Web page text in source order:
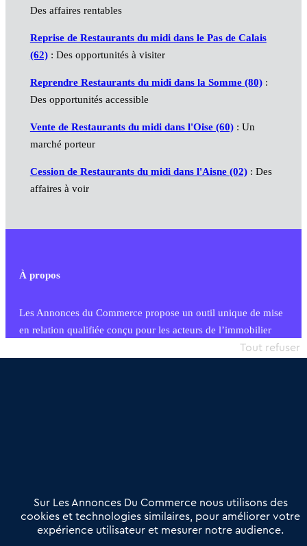
Des affaires rentables
Reprise de Restaurants du midi dans le Pas de Calais
(62): Des opportunités à visiter
Reprendre Restaurants du midi dans la Somme (80):
Des opportunités accessible
Vente de Restaurants du midi dans l'Oise (60): Un
marché porteur
Cession de Restaurants du midi dans l'Aisne (02): Des
affaires à voir
À propos
Les Annonces du Commerce propose un outil unique de mise
en relation qualifiée conçu pour les acteurs de l’immobilier
commercial et les collectivités territoriales, simple et intégrant
Offres Pro
Actualités
Qui sommes nous ?
Derniers articles
Sur Les Annonces Du Commerce nous utilisons des
cookies et technologies similaires, pour améliorer votre
expérience utilisateur et mesurer notre audience.
Tout refuser